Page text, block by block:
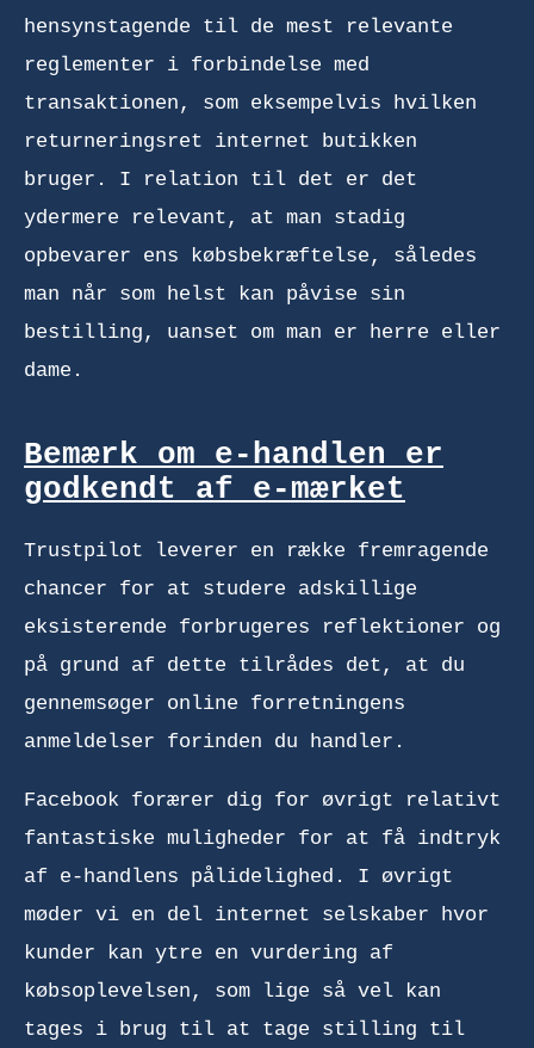
hensynstagende til de mest relevante
reglementer i forbindelse med
transaktionen, som eksempelvis hvilken
returneringsret internet butikken
bruger. I relation til det er det
ydermere relevant, at man stadig
opbevarer ens købsbekræftelse, således
man når som helst kan påvise sin
bestilling, uanset om man er herre eller
dame.
Bemærk om e-handlen er
godkendt af e-mærket
Trustpilot leverer en række fremragende
chancer for at studere adskillige
eksisterende forbrugeres reflektioner og
på grund af dette tilrådes det, at du
gennemsøger online forretningens
anmeldelser forinden du handler.
Facebook forærer dig for øvrigt relativt
fantastiske muligheder for at få indtryk
af e-handlens pålidelighed. I øvrigt
møder vi en del internet selskaber hvor
kunder kan ytre en vurdering af
købsoplevelsen, som lige så vel kan
tages i brug til at tage stilling til